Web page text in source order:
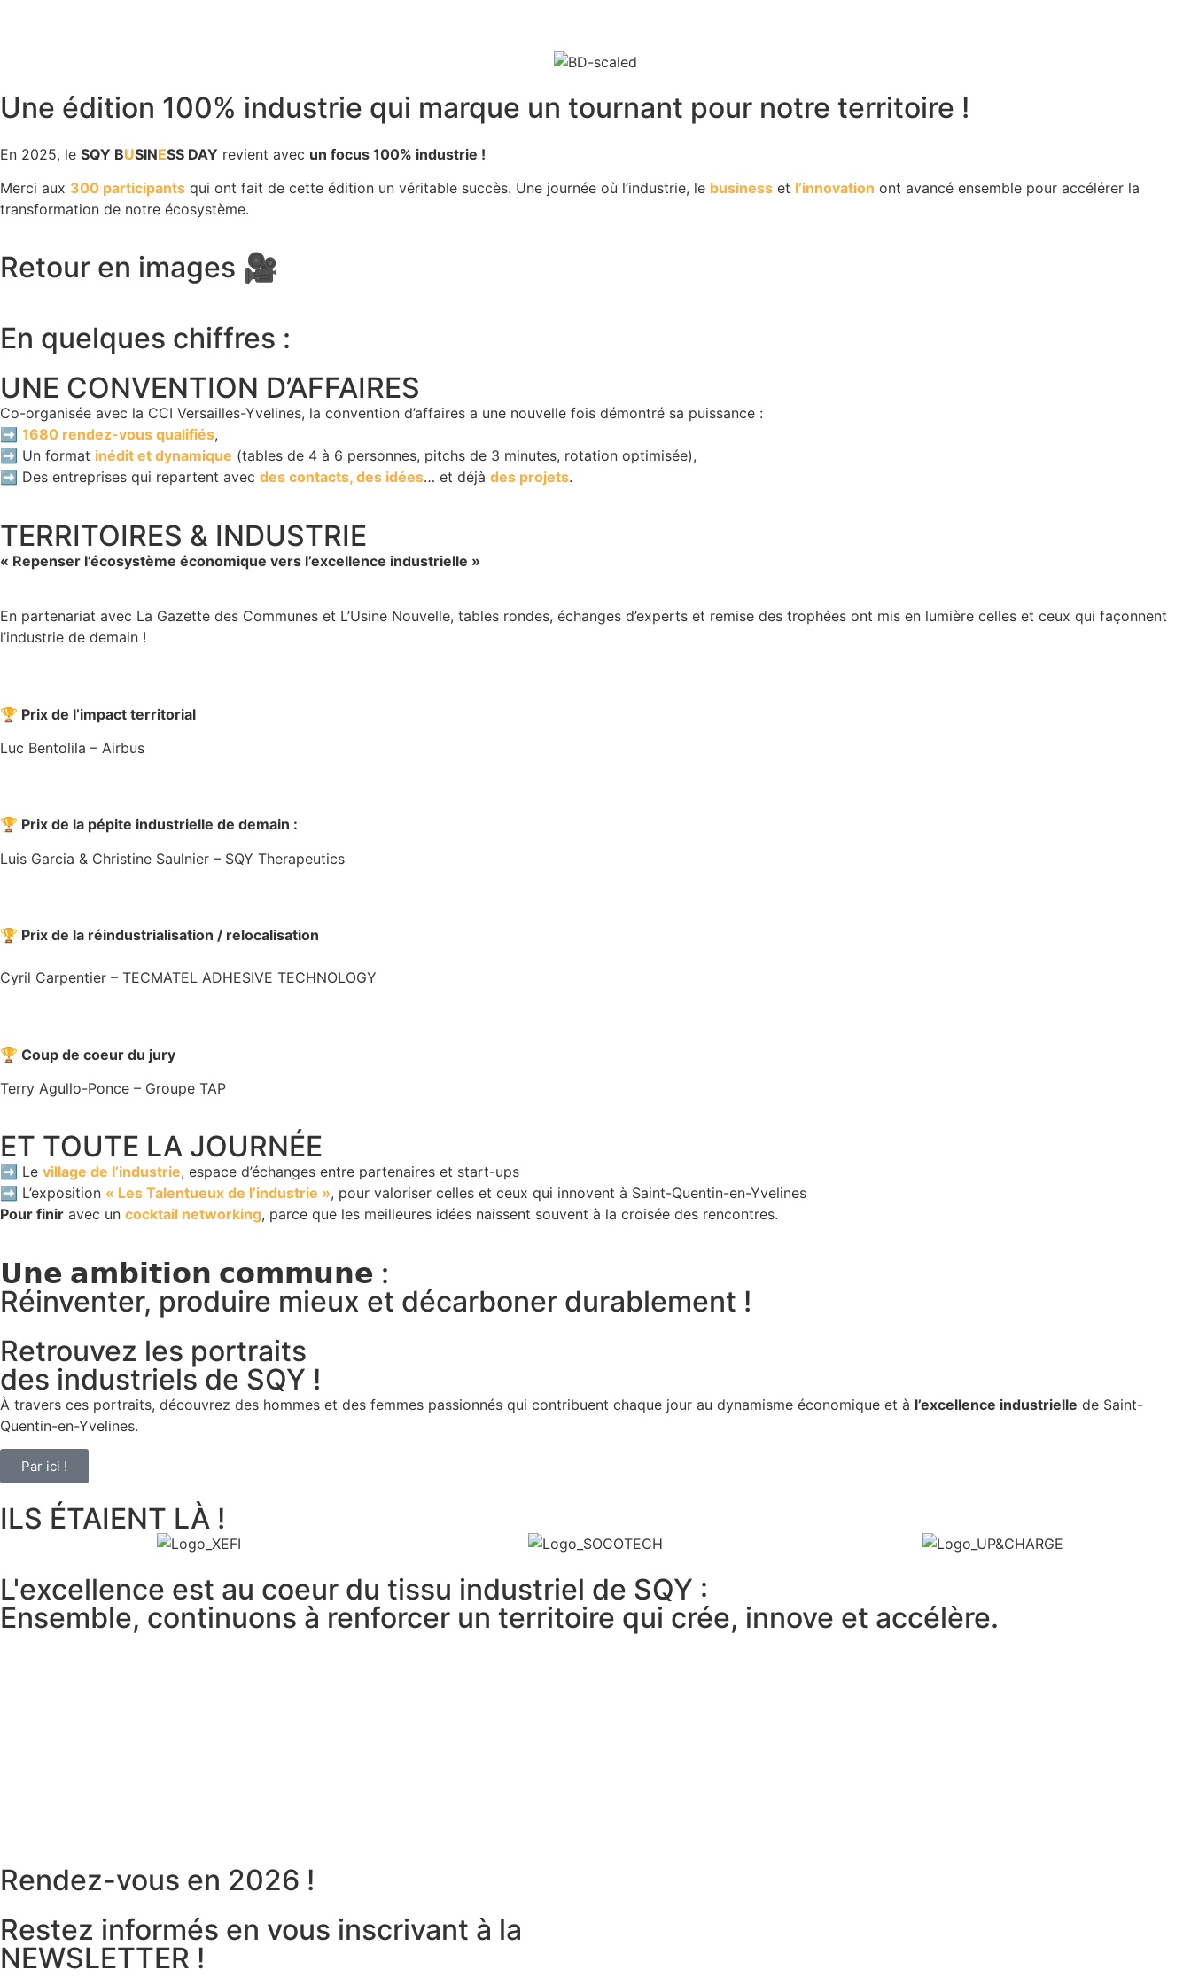
Une édition 100% industrie qui marque un tournant pour notre territoire !
En 2025, le SQY BUSINESS DAY revient avec un focus 100% industrie !
Merci aux 300 participants qui ont fait de cette édition un véritable succès. Une journée où l’industrie, le business et l’innovation ont avancé ensemble pour accélérer la
transformation de notre écosystème.
Retour en images 🎥
En quelques chiffres :
UNE CONVENTION D’AFFAIRES
Co-organisée avec la CCI Versailles-Yvelines, la convention d’affaires a une nouvelle fois démontré sa puissance :
➡️ 1680 rendez-vous qualifiés,
➡️ Un format inédit et dynamique (tables de 4 à 6 personnes, pitchs de 3 minutes, rotation optimisée),
➡️ Des entreprises qui repartent avec des contacts, des idées… et déjà des projets.
TERRITOIRES & INDUSTRIE
« Repenser l’écosystème économique vers l’excellence industrielle »
En partenariat avec La Gazette des Communes et L’Usine Nouvelle, tables rondes, échanges d’experts et remise des trophées ont mis en lumière celles et ceux qui façonnent
l’industrie de demain !
🏆 Prix de l’impact territorial
Luc Bentolila – Airbus
🏆 Prix de la pépite industrielle de demain :
Luis Garcia & Christine Saulnier – SQY Therapeutics
🏆 Prix de la réindustrialisation / relocalisation
Cyril Carpentier – TECMATEL ADHESIVE TECHNOLOGY
🏆 Coup de coeur du jury
Terry Agullo-Ponce – Groupe TAP
ET TOUTE LA JOURNÉE
➡️ Le village de l’industrie, espace d’échanges entre partenaires et start-ups
➡️ L’exposition « Les Talentueux de l’industrie », pour valoriser celles et ceux qui innovent à Saint-Quentin-en-Yvelines
Pour finir avec un cocktail networking, parce que les meilleures idées naissent souvent à la croisée des rencontres.
𝗨𝗻𝗲 𝗮𝗺𝗯𝗶𝘁𝗶𝗼𝗻 𝗰𝗼𝗺𝗺𝘂𝗻𝗲 :
Réinventer, produire mieux et décarboner durablement !
Retrouvez les portraits
des industriels de SQY !
À travers ces portraits, découvrez des hommes et des femmes passionnés qui contribuent chaque jour au dynamisme économique et à l’excellence industrielle de Saint-
Quentin-en-Yvelines.
Par ici !
ILS ÉTAIENT LÀ !
L'excellence est au coeur du tissu industriel de SQY :
Ensemble, continuons à renforcer un territoire qui crée, innove et accélère.
Rendez-vous en 2026 !
Restez informés en vous inscrivant à la
NEWSLETTER !